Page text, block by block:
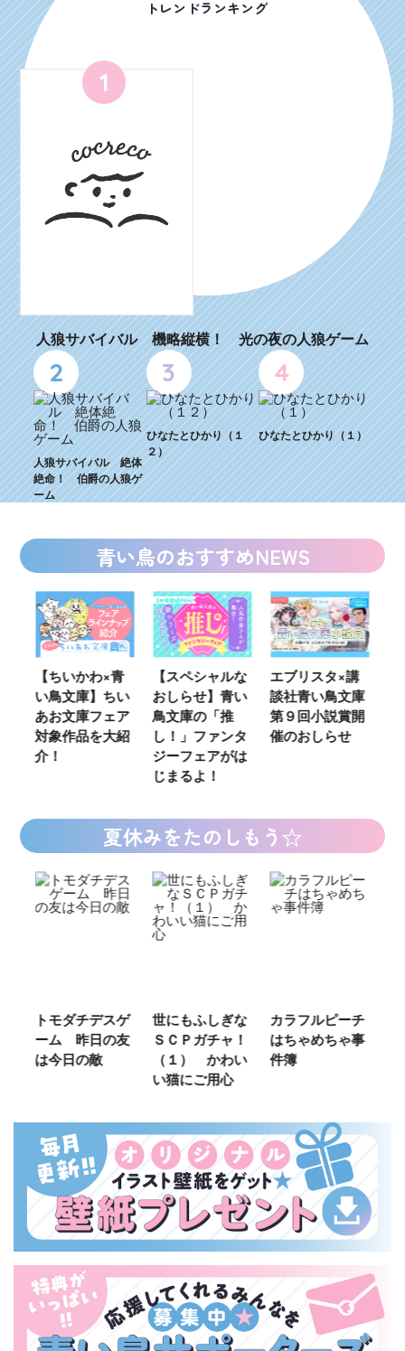
トレンドランキング
1
人狼サバイバル 機略縦横！ 光の夜の人狼ゲーム
2
人狼サバイバル 絶体
絶命！ 伯爵の人狼ゲ
ーム
3
ひなたとひかり（１
２）
4
ひなたとひかり（１）
青い鳥のおすすめNEWS
【ちいかわ×青
い鳥文庫】ちい
あお文庫フェア
対象作品を大紹
介！
【スペシャルな
おしらせ】青い
鳥文庫の「推
し！」ファンタ
ジーフェアがは
じまるよ！
エブリスタ×講
談社青い鳥文庫
第９回小説賞開
催のおしらせ
夏休みをたのしもう☆
トモダチデスゲ
ーム 昨日の友
は今日の敵
世にもふしぎな
ＳＣＰガチャ！
（１） かわい
い猫にご用心
カラフルピーチ
はちゃめちゃ事
件簿